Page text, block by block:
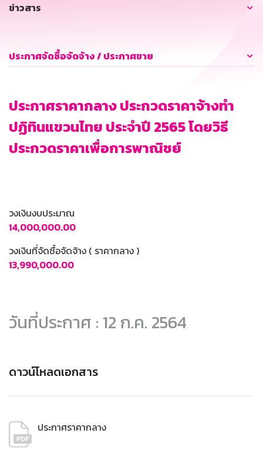
ข่าวสาร
ประกาศจัดซื้อจัดจ้าง / ประกาศขาย
ประกาศราคากลาง ประกวดราคาจ้างทำ
ปฏิทินแขวนไทย ประจำปี 2565 โดยวิธี
ประกวดราคาเพื่อการพาณิชย์
วงเงินงบประมาณ
14,000,000.00
วงเงินที่จัดซื้อจัดจ้าง ( ราคากลาง )
13,990,000.00
วันที่ประกาศ : 12 ก.ค. 2564
ดาวน์โหลดเอกสาร
ประกาศราคากลาง